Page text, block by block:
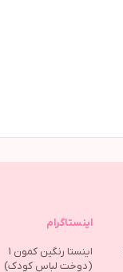
اینستاگرام
اینستا رنگین کمون 1
(دوخت لباس کودک)